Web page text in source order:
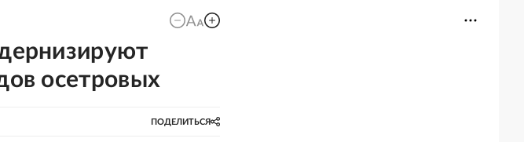
осетровых
ПОДЕЛИТЬСЯ